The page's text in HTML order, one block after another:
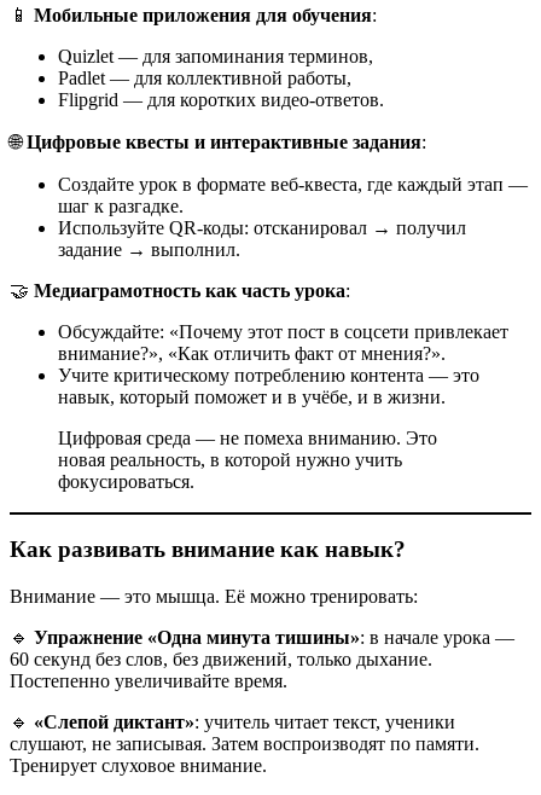
📱 Мобильные приложения для обучения:
Quizlet — для запоминания терминов,
Padlet — для коллективной работы,
Flipgrid — для коротких видео-ответов.
🌐Цифровые квесты и интерактивные задания:
Создайте урок в формате веб-квеста, где каждый этап —
шаг к разгадке.
Используйте QR-коды: отсканировал → получил
задание → выполнил.
🤝 Медиаграмотность как часть урока:
Обсуждайте: «Почему этот пост в соцсети привлекает
внимание?», «Как отличить факт от мнения?».
Учите критическому потреблению контента — это
навык, который поможет и в учёбе, и в жизни.
Цифровая среда — не помеха вниманию. Это
новая реальность, в которой нужно учить
фокусироваться.
Как развивать внимание как навык?
Внимание — это мышца. Её можно тренировать:
🔹 Упражнение «Одна минута тишины»: в начале урока —
60 секунд без слов, без движений, только дыхание.
Постепенно увеличивайте время.
🔹 «Слепой диктант»: учитель читает текст, ученики
слушают, не записывая. Затем воспроизводят по памяти.
Тренирует слуховое внимание.